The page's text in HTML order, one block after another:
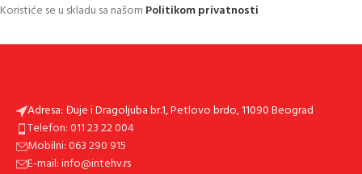
Koristiće se u skladu sa našom Politikom privatnosti
Adresa: Đuje i Dragoljuba br.1, Petlovo brdo, 11090 Beograd
Telefon: 011 23 22 004
Mobilni: 063 290 915
E-mail: info@intehv.rs